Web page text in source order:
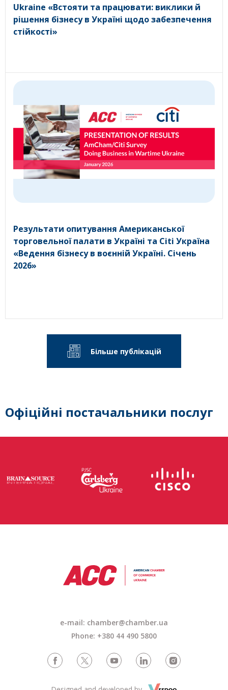
Ukraine «Встояти та працювати: виклики й
рішення бізнесу в Україні щодо забезпечення
стійкості»
Результати опитування Американської
торговельної палати в Україні та Citi Україна
«Ведення бізнесу в воєнній Україні. Січень
2026»
Більше публікацій
Офіційні постачальники послуг
e-mail: chamber@chamber.ua
Phone: +380 44 490 5800